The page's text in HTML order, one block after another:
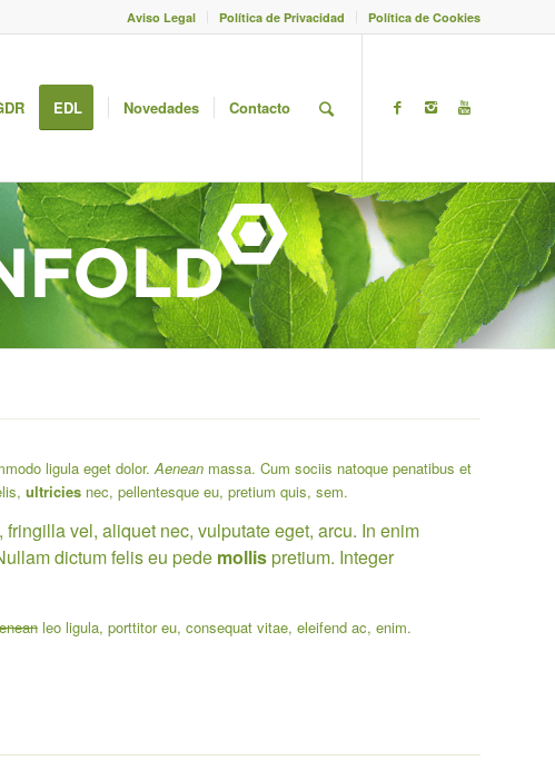
Aviso Legal Política de Privacidad Política de Cookies
EDL Novedades Contacto
ligula eget dolor. Aeneanmassa. Cum sociis natoque penatibus et
ultriciesnec, pellentesque eu, pretium quis, sem.
vel, aliquet nec, vulputate eget, arcu. In enim
dictum felis eu pede mollispretium. Integer
leo ligula, porttitoreu, consequat vitae, eleifend ac, enim.